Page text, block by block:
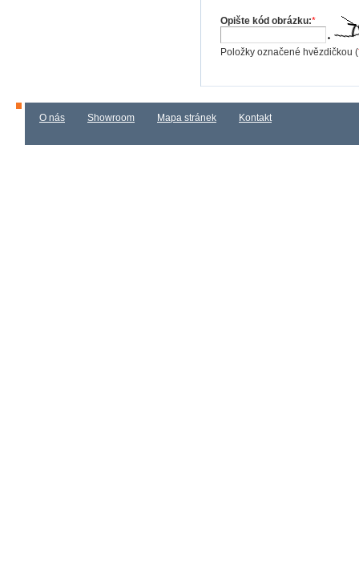
Opište kód obrázku:*
Položky označené hvězdičkou (
O nás Showroom Mapa stránek Kontakt